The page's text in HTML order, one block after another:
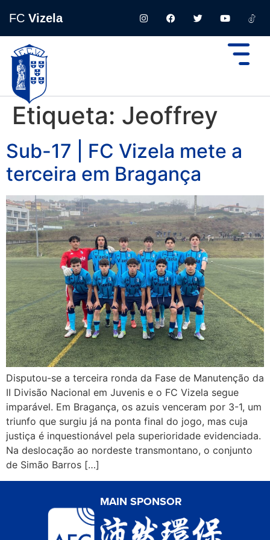
FC Vizela
Etiqueta: Jeoffrey
Sub-17 | FC Vizela mete a
terceira em Bragança
Disputou-se a terceira ronda da Fase de Manutenção da
II Divisão Nacional em Juvenis e o FC Vizela segue
imparável. Em Bragança, os azuis venceram por 3-1, um
triunfo que surgiu já na ponta final do jogo, mas cuja
justiça é inquestionável pela superioridade evidenciada.
Na deslocação ao nordeste transmontano, o conjunto
de Simão Barros […]
MAIN SPONSOR